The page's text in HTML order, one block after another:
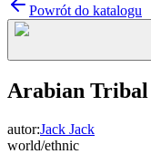
Powrót do katalogu
Arabian Tribal
autor:Jack Jack
world/ethnic